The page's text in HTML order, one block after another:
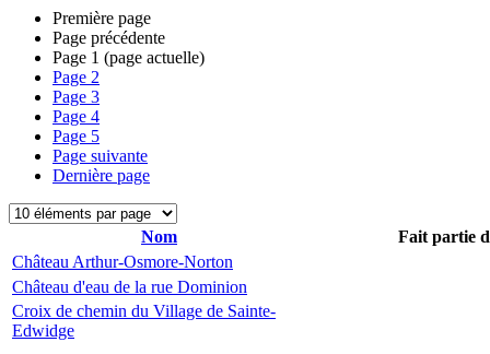
Première page
Page précédente
Page 1 (page actuelle)
Page 2
Page 3
Page 4
Page 5
Page suivante
Dernière page
Nom
Fait partie
Château Arthur-Osmore-Norton
Château d'eau de la rue Dominion
Croix de chemin du Village de Sainte-
Edwidge